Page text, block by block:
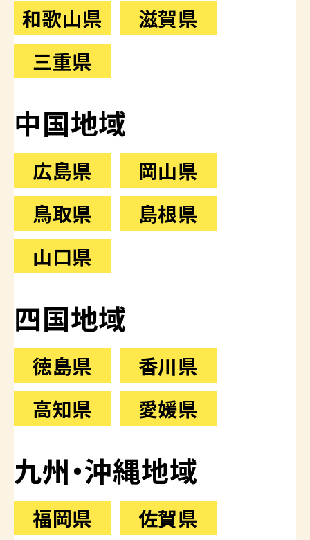
和歌山県
滋賀県
三重県
中国地域
広島県
岡山県
鳥取県
島根県
山口県
四国地域
徳島県
香川県
高知県
愛媛県
九州・沖縄地域
福岡県
佐賀県